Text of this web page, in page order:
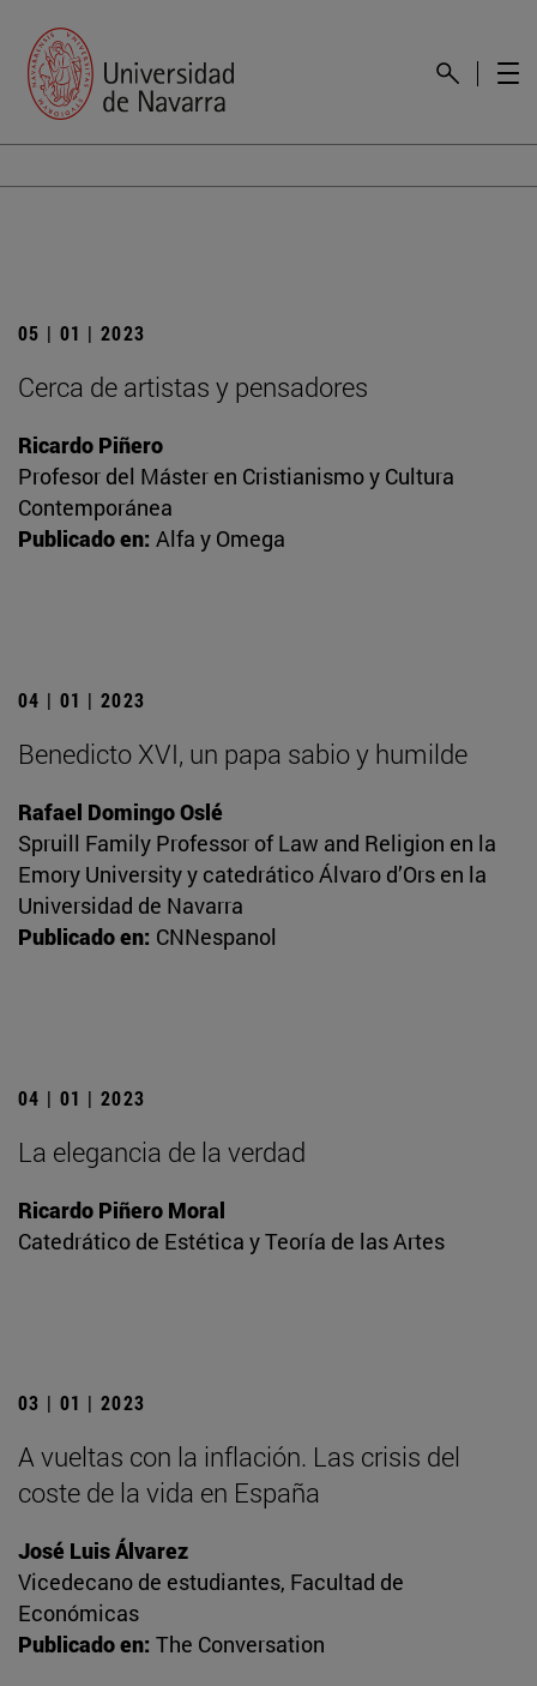
05 | 01 | 2023
Cerca de artistas y pensadores
Ricardo Piñero
Profesor del Máster en Cristianismo y Cultura
Contemporánea
Publicado en: Alfa y Omega
04 | 01 | 2023
Benedicto XVI, un papa sabio y humilde
Rafael Domingo Oslé
Spruill Family Professor of Law and Religion en la
Emory University y catedrático Álvaro d’Ors en la
Universidad de Navarra
Publicado en: CNNespanol
04 | 01 | 2023
La elegancia de la verdad
Ricardo Piñero Moral
Catedrático de Estética y Teoría de las Artes
03 | 01 | 2023
A vueltas con la inflación. Las crisis del
coste de la vida en España
José Luis Álvarez
Vicedecano de estudiantes, Facultad de
Económicas
Publicado en: The Conversation